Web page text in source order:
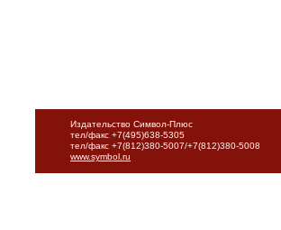
Издательство Символ-Плюс
тел/факс +7(495)638-5305
тел/факс +7(812)380-5007/+7(812)380-5008
www.symbol.ru